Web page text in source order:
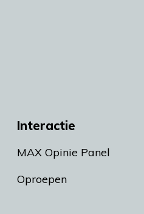
Interactie
MAX Opinie Panel
Oproepen